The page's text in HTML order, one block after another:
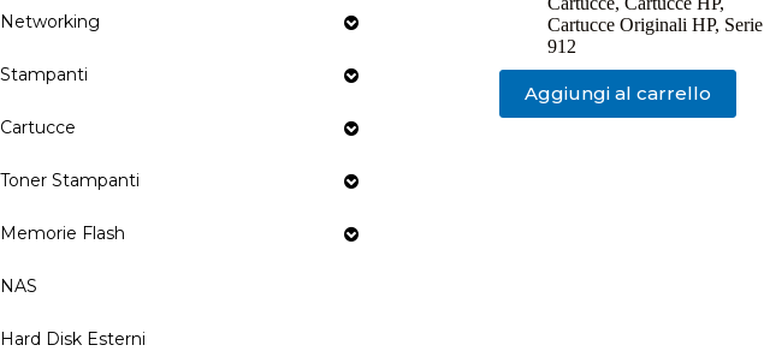
Cartucce Originali HP, Serie
912
Aggiungi al carrello
Networking
Stampanti
Cartucce
Toner Stampanti
Memorie Flash
NAS
Hard Disk Esterni